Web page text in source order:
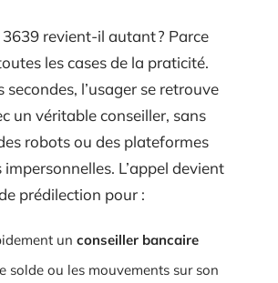
revient-il autant ? Parce
les cases de la praticité.
secondes, l’usager se retrouve
un véritable conseiller, sans
robots ou des plateformes
L’appel devient
prédilection pour :
un conseiller bancaire
solde ou les mouvements sur son